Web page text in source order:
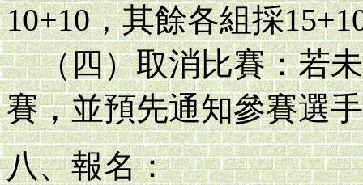
10+10，其餘各組採
（四）取消比賽：若未
賽，並預先通知參賽選
八、報名：